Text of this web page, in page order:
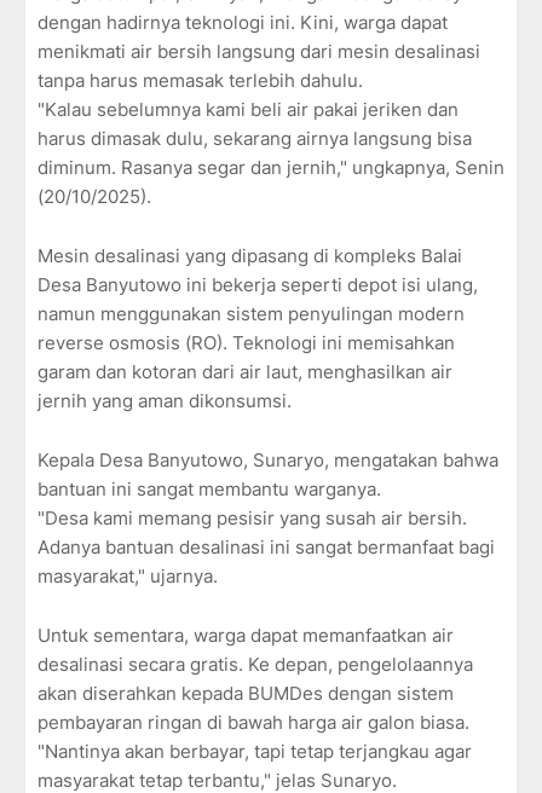
dengan hadirnya teknologi ini. Kini, warga dapat
menikmati air bersih langsung dari mesin desalinasi
tanpa harus memasak terlebih dahulu.
"Kalau sebelumnya kami beli air pakai jeriken dan
harus dimasak dulu, sekarang airnya langsung bisa
diminum. Rasanya segar dan jernih," ungkapnya, Senin
(20/10/2025).
Mesin desalinasi yang dipasang di kompleks Balai
Desa Banyutowo ini bekerja seperti depot isi ulang,
namun menggunakan sistem penyulingan modern
reverse osmosis (RO). Teknologi ini memisahkan
garam dan kotoran dari air laut, menghasilkan air
jernih yang aman dikonsumsi.
Kepala Desa Banyutowo, Sunaryo, mengatakan bahwa
bantuan ini sangat membantu warganya.
"Desa kami memang pesisir yang susah air bersih.
Adanya bantuan desalinasi ini sangat bermanfaat bagi
masyarakat," ujarnya.
Untuk sementara, warga dapat memanfaatkan air
desalinasi secara gratis. Ke depan, pengelolaannya
akan diserahkan kepada BUMDes dengan sistem
pembayaran ringan di bawah harga air galon biasa.
"Nantinya akan berbayar, tapi tetap terjangkau agar
masyarakat tetap terbantu," jelas Sunaryo.